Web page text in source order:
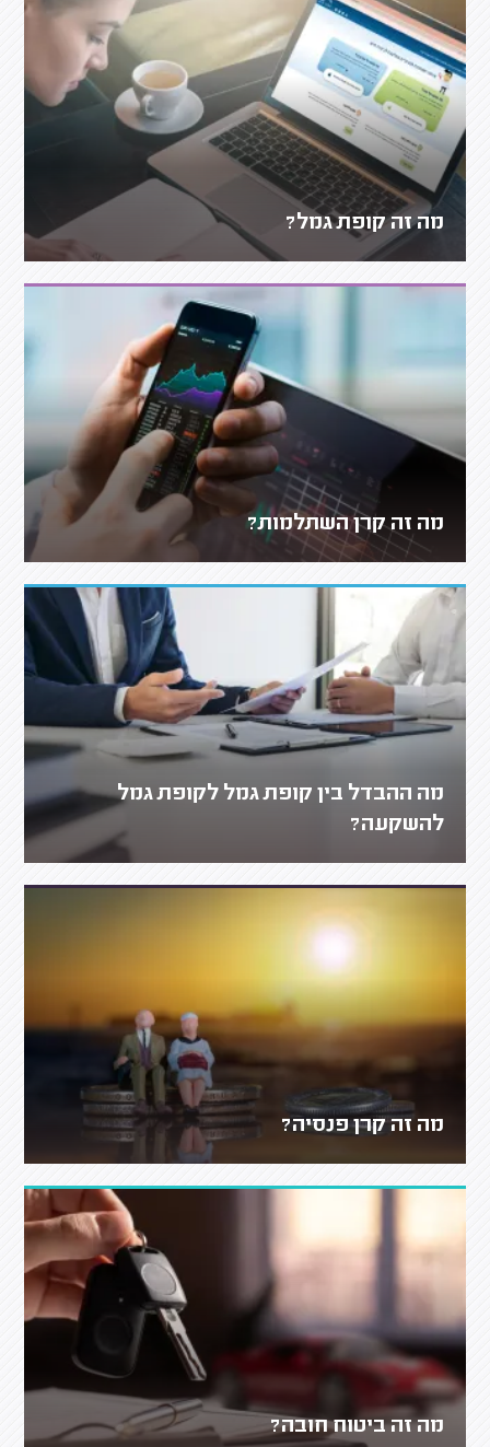
מה זה קופת גמל?
מה זה קרן השתלמות?
מה ההבדל בין קופת גמל לקופת גמל
להשקעה?
מה זה קרן פנסיה?
מה זה ביטוח חובה?